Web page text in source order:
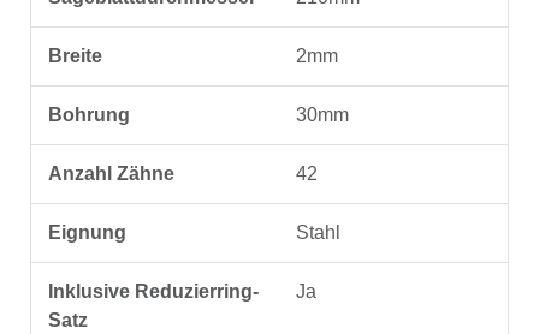
Breite 2mm
Bohrung 30mm
Anzahl Zähne 42
Eignung Stahl
Inklusive Reduzierring-
Satz
Ja